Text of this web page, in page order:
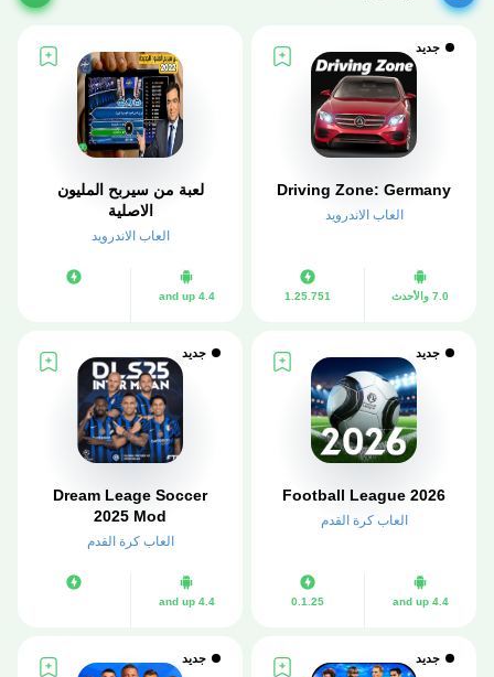
جديد
Driving Zone: Germany
العاب الاندرويد
7.0 والأحدث 1.25.751
لعبة من سيربح المليون
الاصلية
العاب الاندرويد
4.4 and up
جديد
Football League 2026
العاب كرة القدم
4.4 and up
0.1.25
جديد
Dream Leage Soccer
2025 Mod
العاب كرة القدم
4.4 and up
جديد جديد